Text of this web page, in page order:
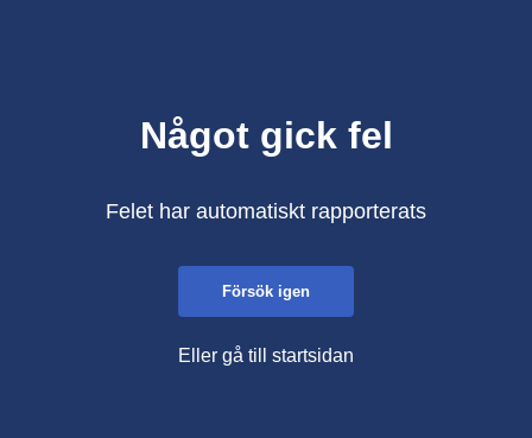
Något gick fel
Felet har automatiskt rapporterats
Försök igen
Eller gå till startsidan